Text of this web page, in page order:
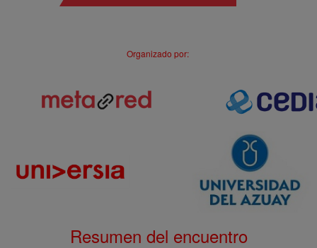
Organizado por:
Resumen del encuentro